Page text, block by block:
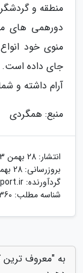
منطقه و
دورهمی های
منوی خود
جای داده است.
آرام داشته و
منبع: همگردی
انتشار: 28 بهمن 1403
بروزرسانی: 28 بهمن 1403
گردآورنده:
شناسه مطلب: 2360
به "معروف ترین